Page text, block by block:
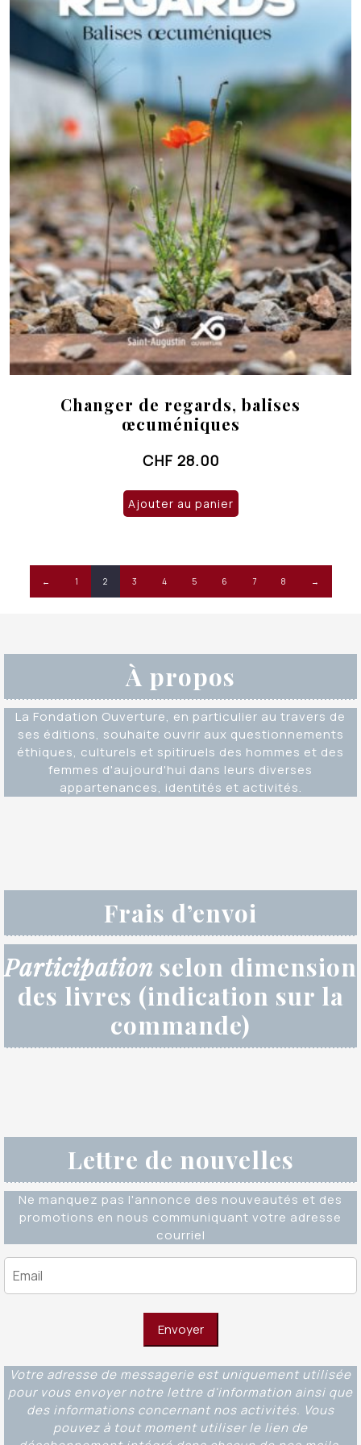
Changer de regards, balises
œcuméniques
CHF 28.00
Ajouter au panier
← 1 2 3 4 5 6 7 8 →
À propos
La Fondation Ouverture, en particulier au travers de
ses éditions, souhaite ouvrir aux questionnements
éthiques, culturels et spitiruels des hommes et des
femmes d'aujourd'hui dans leurs diverses
appartenances, identités et activités.
Frais d’envoi
Participation selon dimension
des livres (indication sur la
commande)
Lettre de nouvelles
Ne manquez pas l'annonce des nouveautés et des
promotions en nous communiquant votre adresse
courriel
Votre adresse de messagerie est uniquement utilisée
pour vous envoyer notre lettre d'information ainsi que
des informations concernant nos activités. Vous
pouvez à tout moment utiliser le lien de